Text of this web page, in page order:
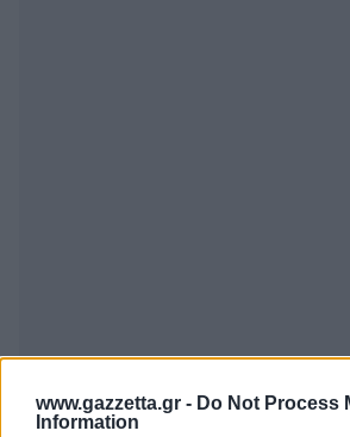
www.gazzetta.gr - Do Not Process
InformationΠάντως θα ηταν ιδανικό φιτ